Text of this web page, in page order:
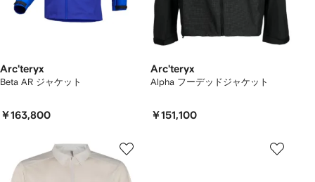
Arc'teryx
Beta AR ジャケット
￥163,800
Arc'teryx
Alpha フーデッドジャケット
￥151,100